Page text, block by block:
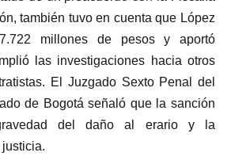
también tuvo en cuenta que López
millones de pesos y aportó
las investigaciones hacia otros
El Juzgado Sexto Penal del
de Bogotá señaló que la sanción
del daño al erario y la